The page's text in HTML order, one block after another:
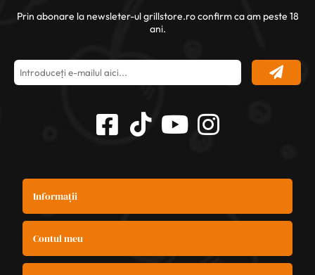
Prin abonare la newsleter-ul grillstore.ro confirm ca am peste 18
ani.
Informații
Contul meu